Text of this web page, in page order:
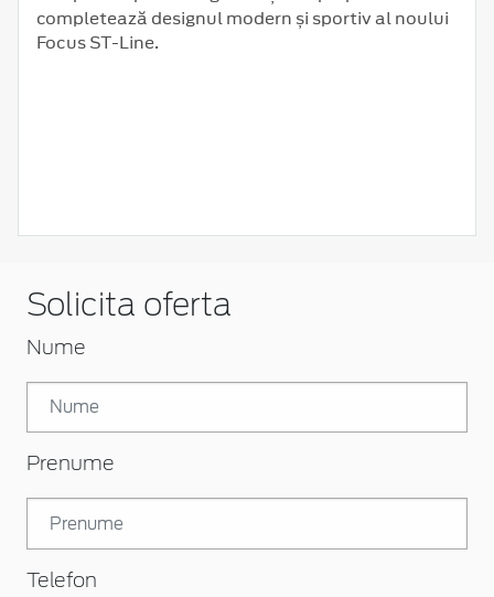
completează designul modern și sportiv al noului
Focus ST-Line.
Solicita oferta
Nume
Prenume
Telefon